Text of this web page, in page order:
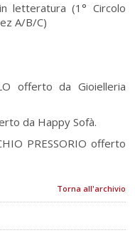
letteratura (1° Circolo
A/B/C)
offerto da Gioielleria
da Happy Sofà.
PRESSORIO offerto
Torna all'archivio